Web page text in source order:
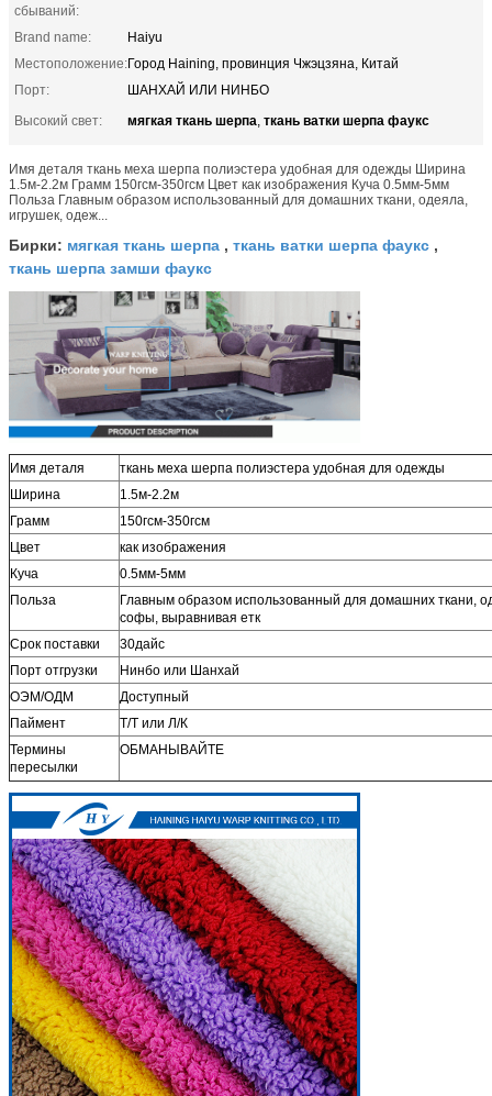
сбываний:
Brand name:
Haiyu
Местоположение:Город Haining, провинция Чжэцзяна, Китай
Порт:
ШАНХАЙ ИЛИ НИНБО
Высокий свет:
мягкая ткань шерпа, ткань ватки шерпа фаукс
Имя деталя ткань меха шерпа полиэстера удобная для одежды Ширина
1.5м-2.2м Грамм 150гсм-350гсм Цвет как изображения Куча 0.5мм-5мм
Польза Главным образом использованный для домашних ткани, одеяла,
игрушек, одеж...
Бирки: мягкая ткань шерпа , ткань ватки шерпа фаукс ,
ткань шерпа замши фаукс
Имя деталя
ткань меха шерпа полиэстера удобная для одежды
Ширина
1.5м-2.2м
Грамм
150гсм-350гсм
Цвет
как изображения
Куча
0.5мм-5мм
Польза
Главным образом использованный для домашних ткани,
софы, выравнивая етк
Срок поставки
30дайс
Порт отгрузки
Нинбо или Шанхай
ОЭМ/ОДМ
Доступный
Паймент
Т/Т или Л/К
Термины
пересылки
ОБМАНЫВАЙТЕ